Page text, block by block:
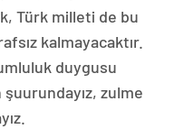
Türk milleti de bu
kalmayacaktır.
duygusu
zulme